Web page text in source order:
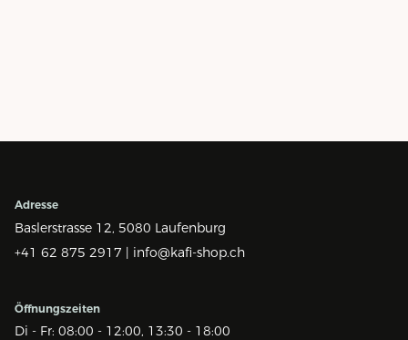
Adresse
Baslerstrasse 12, 5080 Laufenburg
+41 62 875 2917 | info@kafi-shop.ch
Öffnungszeiten
Di - Fr: 08:00 - 12:00, 13:30 - 18:00